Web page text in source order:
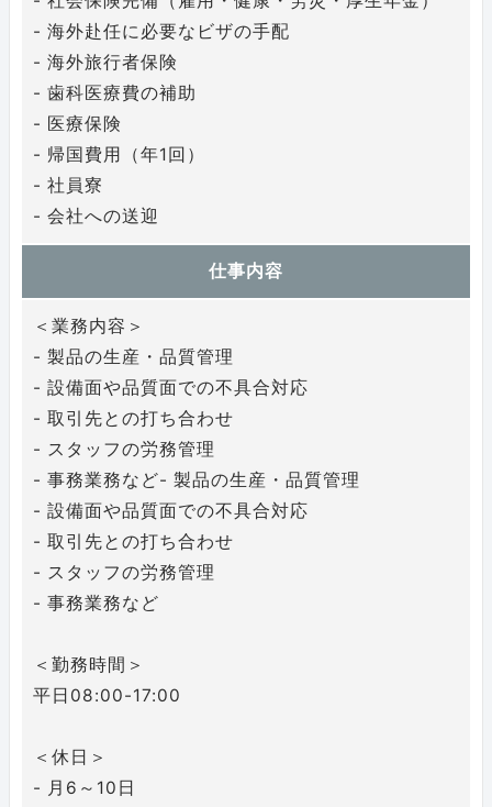
- 海外赴任に必要なビザの手配
- 海外旅行者保険
- 歯科医療費の補助
- 医療保険
- 帰国費用（年1回）
- 社員寮
- 会社への送迎
仕事内容
＜業務内容＞
- 製品の生産・品質管理
- 設備面や品質面での不具合対応
- 取引先との打ち合わせ
- スタッフの労務管理
- 事務業務など- 製品の生産・品質管理
- 設備面や品質面での不具合対応
- 取引先との打ち合わせ
- スタッフの労務管理
- 事務業務など
＜勤務時間＞
平日08:00-17:00
＜休日＞
- 月6～10日